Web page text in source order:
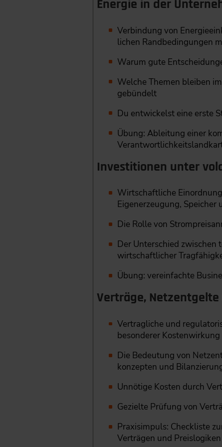
Energie in der
Verbindung von
lichen Randbedingungen
Warum gute
Welche Themen bleiben
gebündelt
Du entwickelst eine erste
Übung: Ableitung einer
Investitionen unter
Wirtschaftliche
Eigenerzeugung,
Die Rolle von
Der Unterschied
wirtschaftlicher
Übung: vereinfachte
Verträge,
Vertragliche und
besonderer Kostenwirkung
Die Bedeutung von
konzepten und
Unnötige Kosten durch
Gezielte Prüfung von
Praxisimpuls: Checkliste
Verträgen und Preislogiken